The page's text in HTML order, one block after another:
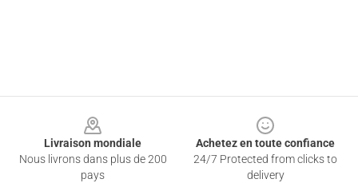
Livraison mondiale
Nous livrons dans plus de 200
pays
Achetez en toute confiance
24/7 Protected from clicks to
delivery